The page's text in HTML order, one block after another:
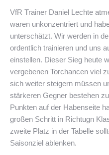
VfR Trainer Daniel Lechte
waren unkonzentriert und
unterschätzt. Wir werden in
ordentlich trainieren und uns
einstellen. Dieser Sieg heute
vergebenen Torchancen viel
sich weiter steigern müssen
stärkeren Gegner bestehen
Punkten auf der Habenseite
großen Schritt in Richtugn
zweite Platz in der Tabelle
Saisonziel ablenken.